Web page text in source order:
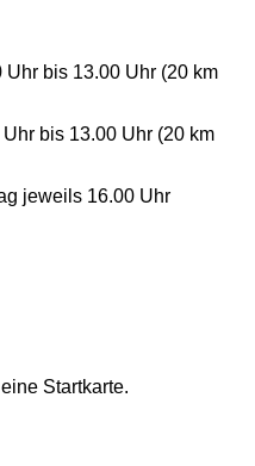
bis 13.00 Uhr (20 km
bis 13.00 Uhr (20 km
jeweils 16.00 Uhr
Startkarte.